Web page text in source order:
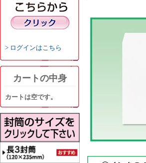
ログインはこちら
カートの中身
カートは空です。